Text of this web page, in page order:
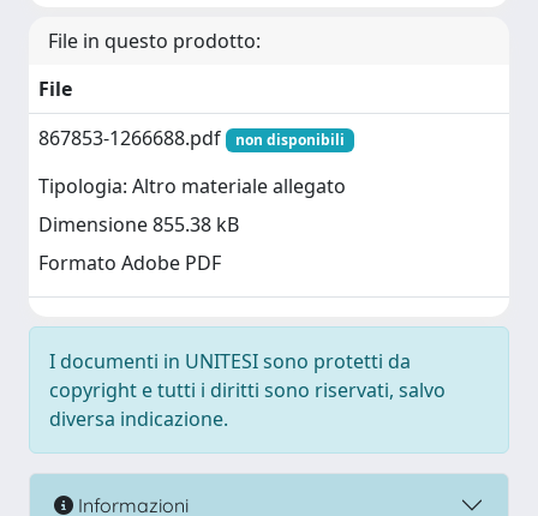
File in questo prodotto:
File
867853-1266688.pdf
non disponibili
Tipologia: Altro materiale allegato
Dimensione 855.38 kB
Formato Adobe PDF
I documenti in UNITESI sono protetti da
copyright e tutti i diritti sono riservati, salvo
diversa indicazione.
Informazioni